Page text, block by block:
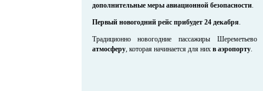
дополнительные меры авиационной безопасности.
Первый новогодний рейс прибудет 24 декабря
Традиционно новогодние пассажиры
атмосферу, которая начинается для них в аэропорту.